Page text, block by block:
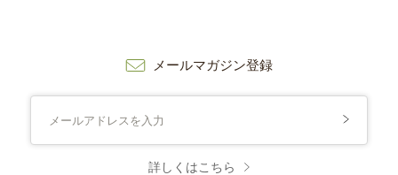
メールマガジン登録
詳しくはこちら